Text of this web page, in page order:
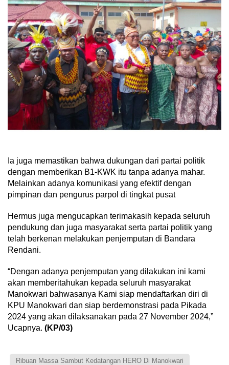
Ia juga memastikan bahwa dukungan dari partai politik
dengan memberikan B1-KWK itu tanpa adanya mahar.
Melainkan adanya komunikasi yang efektif dengan
pimpinan dan pengurus parpol di tingkat pusat
Hermus juga mengucapkan terimakasih kepada seluruh
pendukung dan juga masyarakat serta partai politik yang
telah berkenan melakukan penjemputan di Bandara
Rendani.
“Dengan adanya penjemputan yang dilakukan ini kami
akan memberitahukan kepada seluruh masyarakat
Manokwari bahwasanya Kami siap mendaftarkan diri di
KPU Manokwari dan siap berdemonstrasi pada Pikada
2024 yang akan dilaksanakan pada 27 November 2024,”
Ucapnya. (KP/03)
Ribuan Massa Sambut Kedatangan HERO Di Manokwari